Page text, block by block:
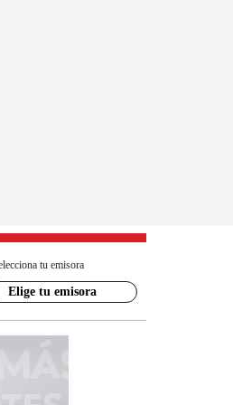
tu emisora
Elige tu emisora